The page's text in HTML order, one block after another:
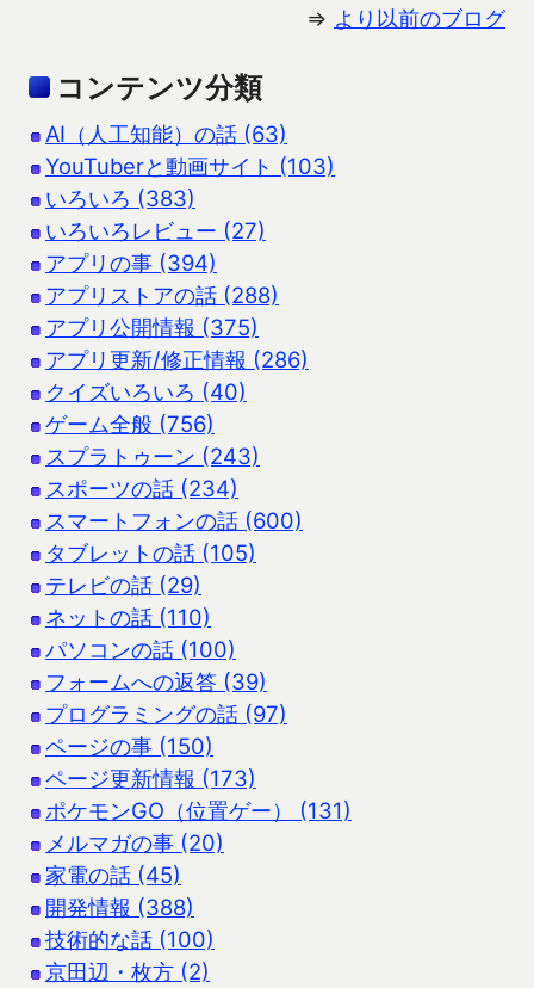
⇒ より以前のブログ
コンテンツ分類
AI（人工知能）の話 (63)
YouTuberと動画サイト (103)
いろいろ (383)
いろいろレビュー (27)
アプリの事 (394)
アプリストアの話 (288)
アプリ公開情報 (375)
アプリ更新/修正情報 (286)
クイズいろいろ (40)
ゲーム全般 (756)
スプラトゥーン (243)
スポーツの話 (234)
スマートフォンの話 (600)
タブレットの話 (105)
テレビの話 (29)
ネットの話 (110)
パソコンの話 (100)
フォームへの返答 (39)
プログラミングの話 (97)
ページの事 (150)
ページ更新情報 (173)
ポケモンGO（位置ゲー） (131)
メルマガの事 (20)
家電の話 (45)
開発情報 (388)
技術的な話 (100)
京田辺・枚方 (2)